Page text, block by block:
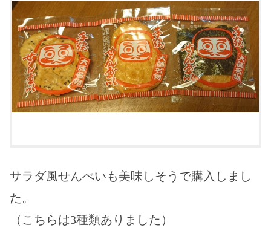
サラダ風せんべいも美味しそうで購入しまし
た。
（こちらは3種類ありました）